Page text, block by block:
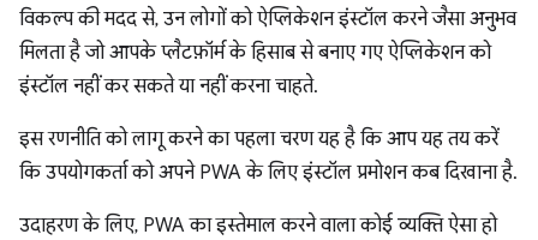
विकल्प की मदद से, उन लोगों को ऐप्लिकेशन इंस्टॉल करने जैसा अनुभव
मिलता है जो आपके प्लैटफ़ॉर्म के हिसाब से बनाए गए ऐप्लिकेशन को
इंस्टॉल नहीं कर सकते या नहीं करना चाहते.
इस रणनीति को लागू करने का पहला चरण यह है कि आप यह तय करें
कि उपयोगकर्ता को अपने PWA के लिए इंस्टॉल प्रमोशन कब दिखाना है.
उदाहरण के लिए, PWA का इस्तेमाल करने वाला कोई व्यक्ति ऐसा हो